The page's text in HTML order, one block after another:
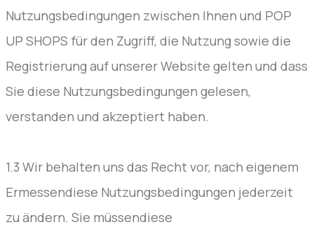
Nutzungsbedingungen zwischen Ihnen und POP
UP SHOPS für den Zugriff, die Nutzung sowie die
Registrierung auf unserer Website gelten und dass
Sie diese Nutzungsbedingungen gelesen,
verstanden und akzeptiert haben.
1.3 Wir behalten uns das Recht vor, nach eigenem
Ermessendiese Nutzungsbedingungen jederzeit
zu ändern. Sie müssendiese